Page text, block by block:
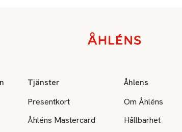
Tjänster
Presentkort
Åhléns Mastercard
Åhlens
Om Åhléns
Hållbarhet